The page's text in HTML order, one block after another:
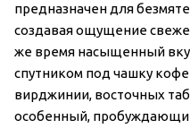
предназначен для
создавая ощущение
же время насыщенный
спутником под чашку
вирджинии, восточных
особенный,